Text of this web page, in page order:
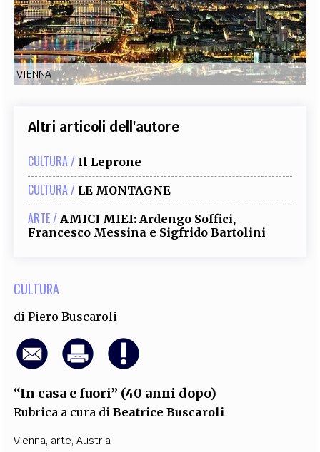
EXTRA
CODICI RUBRICHE LIBRI PROCEEDINGS PUBBLICITÀ CONTATTI
SOCIAL MEDIA
VIENNA
Altri articoli dell'autore
CULTURA / Il Leprone
CULTURA / LE MONTAGNE
ARTE / AMICI MIEI: Ardengo Soffici,
Francesco Messina e Sigfrido Bartolini
CULTURA
diPiero Buscaroli
“In casa e fuori” (40 anni dopo)
Rubrica a cura diBeatrice Buscaroli
Vienna, arte,Austria